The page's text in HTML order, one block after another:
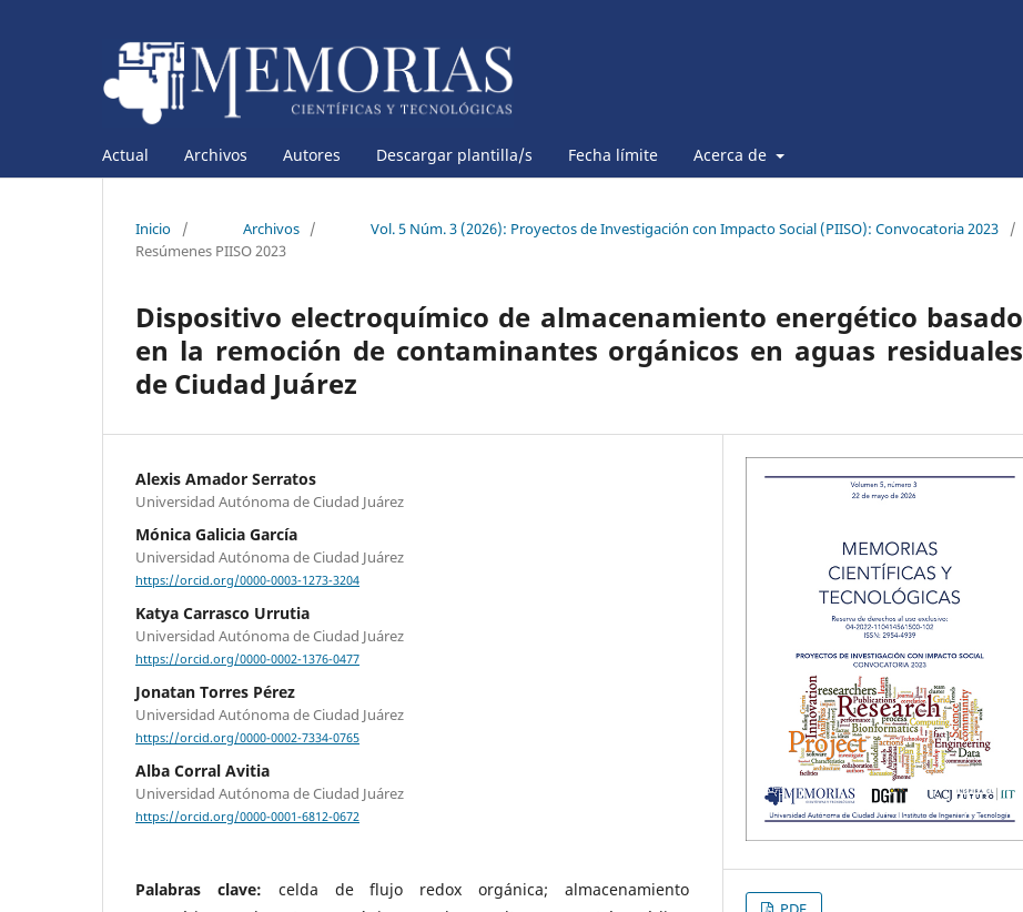
Actual Archivos Autores Descargar plantilla/s Fecha límite Acerca de
Inicio / Archivos / Vol. 5 Núm. 3 (2026): Proyectos de Investigación con Impacto Social (PIISO): Convocatoria 2023
/
Resúmenes PIISO 2023
Dispositivo electroquímico de almacenamiento energético basado
en la remoción de contaminantes orgánicos en aguas residuales
de Ciudad Juárez
Alexis Amador Serratos
Universidad Autónoma de Ciudad Juárez
Mónica Galicia García
Universidad Autónoma de Ciudad Juárez
https://orcid.org/0000-0003-1273-3204
Katya Carrasco Urrutia
Universidad Autónoma de Ciudad Juárez
https://orcid.org/0000-0002-1376-0477
Jonatan Torres Pérez
Universidad Autónoma de Ciudad Juárez
https://orcid.org/0000-0002-7334-0765
Alba Corral Avitia
Universidad Autónoma de Ciudad Juárez
https://orcid.org/0000-0001-6812-0672
Palabras clave: celda de flujo redox orgánica; almacenamiento